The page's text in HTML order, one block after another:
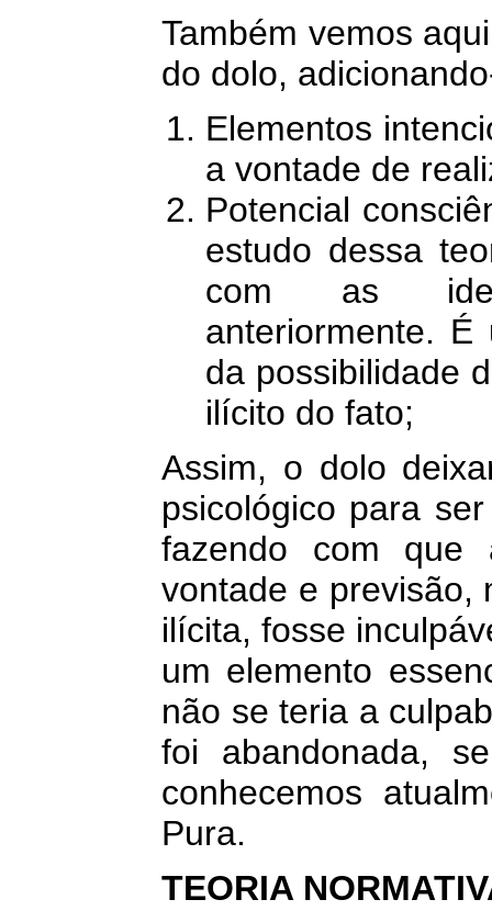
Também vemos
do dolo,
Elementos
a vontade de
Potencial
estudo dessa
com as
anteriormente. É
da possibilidade
ilícito do fato;
Assim, o dolo
psicológico para
fazendo com que
vontade e previsão,
ilícita, fosse
um elemento
não se teria a
foi abandonada,
conhecemos
Pura.
TEORIA